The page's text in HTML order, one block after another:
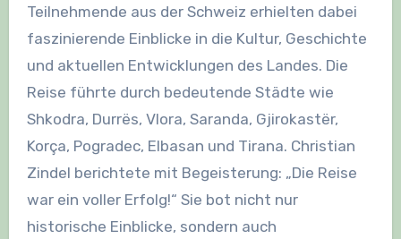
Teilnehmende aus der Schweiz erhielten dabei
faszinierende Einblicke in die Kultur, Geschichte
und aktuellen Entwicklungen des Landes. Die
Reise führte durch bedeutende Städte wie
Shkodra, Durrës, Vlora, Saranda, Gjirokastër,
Korça, Pogradec, Elbasan und Tirana. Christian
Zindel berichtete mit Begeisterung: „Die Reise
war ein voller Erfolg!“ Sie bot nicht nur
historische Einblicke, sondern auch